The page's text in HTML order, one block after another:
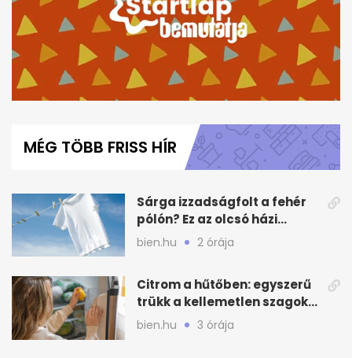
minutes,
MÉG TÖBB FRISS HÍR
Sárga izzadságfolt a fehér
pólón? Ez az olcsó házi
módszer beválhat
bien.hu 2 órája
Citrom a hűtőben: egyszerű
trükk a kellemetlen szagok
ellen
bien.hu 3 órája